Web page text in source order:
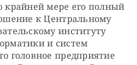
мере его полный
к Центральному
институту
и систем
головное предприятие